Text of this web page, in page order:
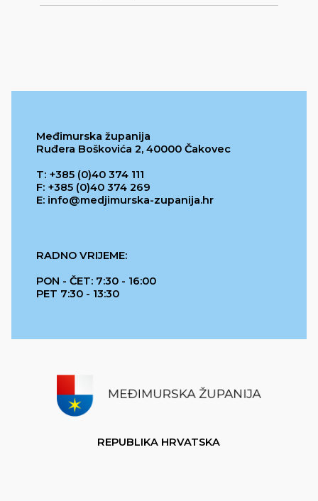
Međimurska županija
Ruđera Boškovića 2, 40000 Čakovec
T: +385 (0)40 374 111
F: +385 (0)40 374 269
E: info@medjimurska-zupanija.hr
RADNO VRIJEME:
PON - ČET: 7:30 - 16:00
PET 7:30 - 13:30
REPUBLIKA HRVATSKA